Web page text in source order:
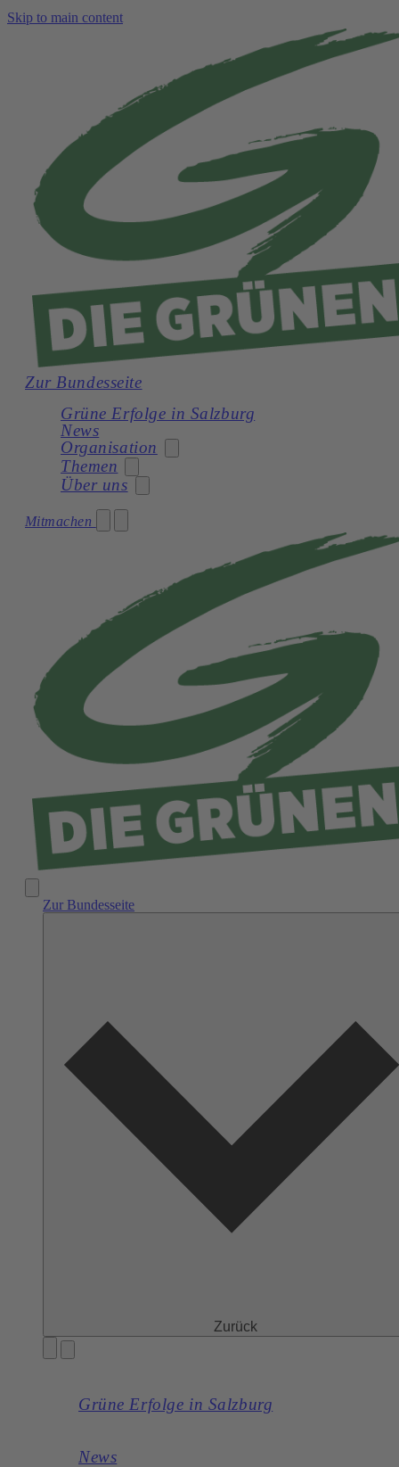
Skip to main content
Zur Bundesseite
Grüne Erfolge in Salzburg
News
Organisation
Stadträtin
Gemeinderatswahl 2024 – Unser Team
Themen
Soziales
Verkehr und Mobilität
Kultur
Natur und Umwelt
Demokratie
Über uns
Unsere Statuten
Geschichte
Mitmachen
Zur Bundesseite
Zurück
Grüne Erfolge in Salzburg
News